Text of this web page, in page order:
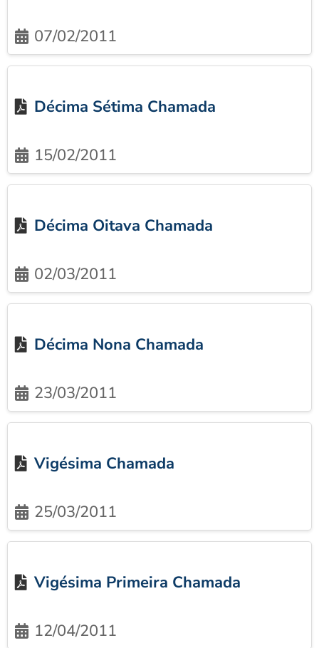
07/02/2011
Décima Sétima Chamada
15/02/2011
Décima Oitava Chamada
02/03/2011
Décima Nona Chamada
23/03/2011
Vigésima Chamada
25/03/2011
Vigésima Primeira Chamada
12/04/2011